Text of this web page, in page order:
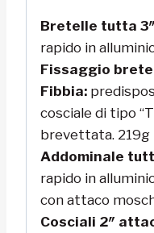
Bretelle tutta
rapido in
Fissaggio
Fibbia:
cosciale di tipo
brevettata. 219g
Addominale
rapido in
con attaco
Cosciali 2″